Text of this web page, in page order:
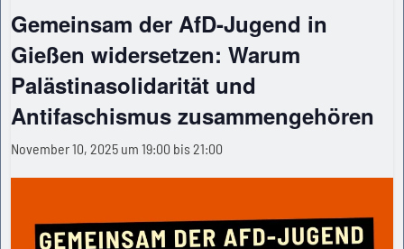
Gemeinsam der AfD-Jugend in
Gießen widersetzen: Warum
Palästinasolidarität und
Antifaschismus zusammengehören
November 10, 2025 um 19:00 bis21:00